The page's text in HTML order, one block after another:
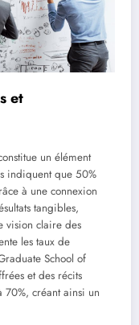
et
un élément
indiquent que 50%
à une connexion
tangibles,
vision claire des
les taux de
School of
et des récits
70%, créant ainsi un